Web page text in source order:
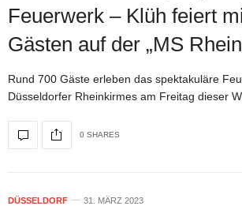
Feuerwerk – Klüh feiert
Gästen auf der „MS
Rund 700 Gäste erleben das spektakuläre
Düsseldorfer Rheinkirmes am Freitag dieser
0 SHARES
DÜSSELDORF 31. MÄRZ 2023